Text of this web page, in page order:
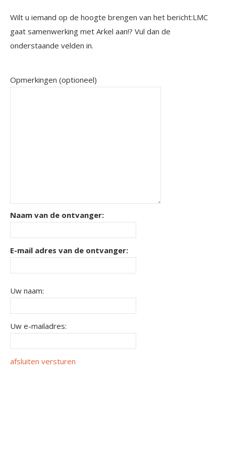
Wilt u iemand op de hoogte brengen van het bericht:LMC
gaat samenwerking met Arkel aan!? Vul dan de
onderstaande velden in.
Opmerkingen (optioneel)
Naam van de ontvanger:
E-mail adres van de ontvanger:
Uw naam:
Uw e-mailadres:
afsluiten versturen